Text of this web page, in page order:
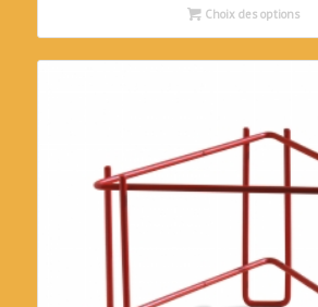
Choix des options